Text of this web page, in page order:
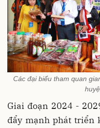
Các đại biểu tham quan
Giai đoạn 2024 -
đẩy mạnh phát triển